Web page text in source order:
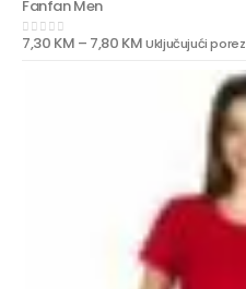
Fanfan Men
0out of 5
7,30 KM – 7,80 KMUključujući porez